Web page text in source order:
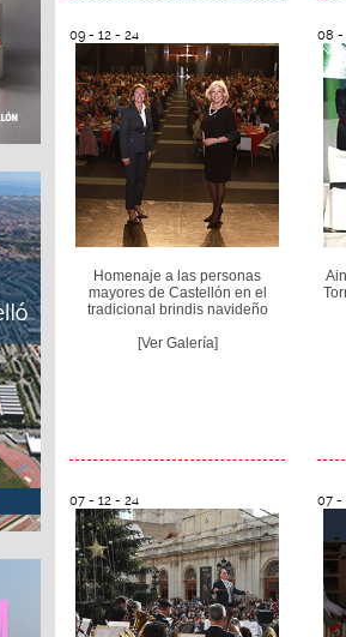
09 - 12 - 24
Homenaje a las personas
mayores de Castellón en el
tradicional brindis navideño
[Ver Galería]
08 -
07 - 12 - 24 07 -